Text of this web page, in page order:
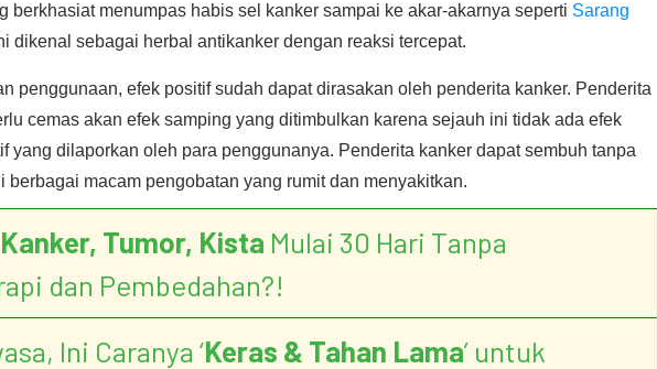
berkhasiat menumpas habis sel kanker sampai ke akar-akarnya seperti Sarang
dikenal sebagai herbal antikanker dengan reaksi tercepat.
penggunaan, efek positif sudah dapat dirasakan oleh penderita kanker. Penderita
cemas akan efek samping yang ditimbulkan karena sejauh ini tidak ada efek
yang dilaporkan oleh para penggunanya. Penderita kanker dapat sembuh tanpa
berbagai macam pengobatan yang rumit dan menyakitkan.
Kanker, Tumor, Kista Mulai 30 Hari Tanpa
dan Pembedahan?!
Ini Caranya ‘Keras & Tahan Lama’ untuk